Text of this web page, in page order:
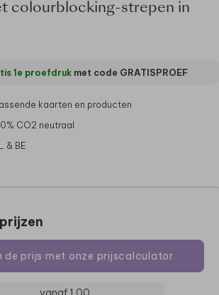
colourblocking-strepen in
1e proefdrukmet code GRATISPROEF
kaarten en producten
CO2 neutraal
& BE
de prijs met onze prijscalculator